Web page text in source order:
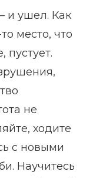
и ушел. Как
место, что
не
ходите
с новыми
Научитесь